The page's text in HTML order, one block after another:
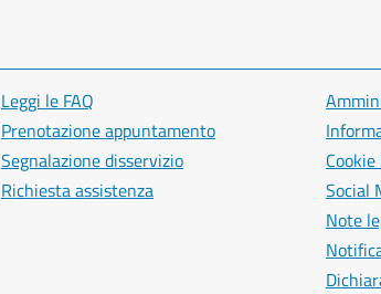
Leggi le FAQ
Prenotazione appuntamento
Segnalazione disservizio
Richiesta assistenza
Social
Note